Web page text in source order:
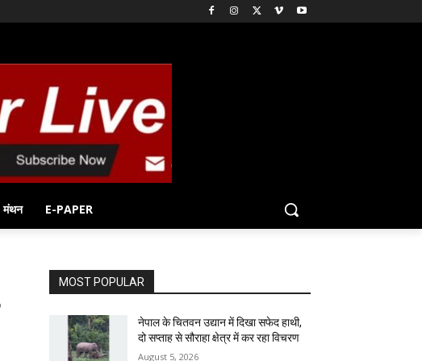
मंथन E-PAPER
MOST POPULAR
नेपाल के चितवन उद्यान में दिखा सफेद हाथी,
दो सप्ताह से सौराहा क्षेत्र में कर रहा विचरण
August 5, 2026